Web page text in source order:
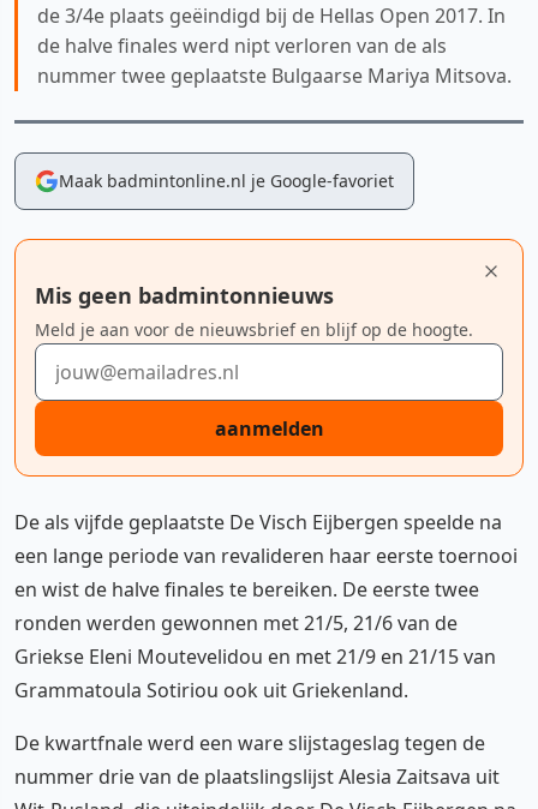
de 3/4e plaats geëindigd bij de Hellas Open 2017. In
de halve finales werd nipt verloren van de als
nummer twee geplaatste Bulgaarse Mariya Mitsova.
Maak badmintonline.nl je Google-favoriet
Mis geen badmintonnieuws
Meld je aan voor de nieuwsbrief en blijf op de hoogte.
E-mailadres
aanmelden
De als vijfde geplaatste De Visch Eijbergen speelde na
een lange periode van revalideren haar eerste toernooi
en wist de halve finales te bereiken. De eerste twee
ronden werden gewonnen met 21/5, 21/6 van de
Griekse Eleni Moutevelidou en met 21/9 en 21/15 van
Grammatoula Sotiriou ook uit Griekenland.
De kwartfnale werd een ware slijstageslag tegen de
nummer drie van de plaatslingslijst Alesia Zaitsava uit